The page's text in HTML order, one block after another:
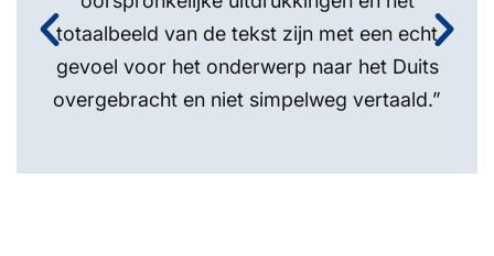
totaalbeeld van de tekst zijn met een echt
gevoel voor het onderwerp naar het Duits
overgebracht en niet simpelweg vertaald.”